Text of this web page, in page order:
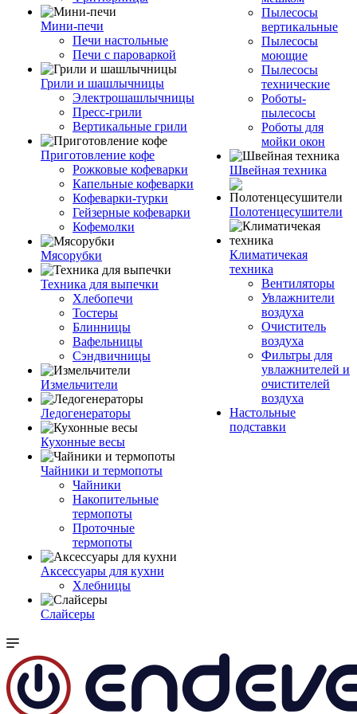
Мини-печи
Печи настольные
Печи с пароваркой
Грили и шашлычницы
Электрошашлычницы
Пресс-грили
Вертикальные грили
Приготовление кофе
Рожковые кофеварки
Капельные кофеварки
Кофеварки-турки
Гейзерные кофеварки
Кофемолки
Мясорубки
Техника для выпечки
Хлебопечи
Тостеры
Блинницы
Вафельницы
Сэндвичницы
Измельчители
Ледогенераторы
Кухонные весы
Чайники и термопоты
Чайники
Накопительные
термопоты
Проточные
термопоты
Аксессуары для кухни
Хлебницы
Слайсеры
Пылесосы
вертикальные
Пылесосы
моющие
Пылесосы
технические
Роботы-
пылесосы
Роботы для
мойки окон
Швейная техника
Полотенцесушители
Климатичекая
техника
Вентиляторы
Увлажнители
воздуха
Очиститель
воздуха
Фильтры для
увлажнителей и
очистителей
воздуха
Настольные
подставки